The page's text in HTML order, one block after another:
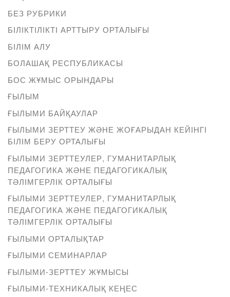
БЕЗ РУБРИКИ
БІЛІКТІЛІКТІ АРТТЫРУ ОРТАЛЫҒЫ
БІЛІМ АЛУ
БОЛАШАҚ РЕСПУБЛИКАСЫ
БОС ЖҰМЫС ОРЫНДАРЫ
ҒЫЛЫМ
ҒЫЛЫМИ БАЙҚАУЛАР
ҒЫЛЫМИ ЗЕРТТЕУ ЖӘНЕ ЖОҒАРЫДАН КЕЙІНГІ
БІЛІМ БЕРУ ОРТАЛЫҒЫ
ҒЫЛЫМИ ЗЕРТТЕУЛЕР, ГУМАНИТАРЛЫҚ
ПЕДАГОГИКА ЖӘНЕ ПЕДАГОГИКАЛЫҚ
ТӘЛІМГЕРЛІК ОРТАЛЫҒЫ
ҒЫЛЫМИ ЗЕРТТЕУЛЕР, ГУМАНИТАРЛЫҚ
ПЕДАГОГИКА ЖӘНЕ ПЕДАГОГИКАЛЫҚ
ТӘЛІМГЕРЛІК ОРТАЛЫҒЫ
ҒЫЛЫМИ ОРТАЛЫҚТАР
ҒЫЛЫМИ СЕМИНАРЛАР
ҒЫЛЫМИ-ЗЕРТТЕУ ЖҰМЫСЫ
ҒЫЛЫМИ-ТЕХНИКАЛЫҚ КЕҢЕС